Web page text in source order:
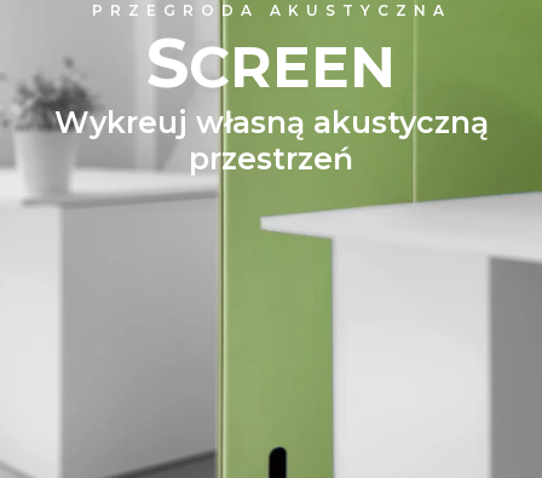
PRZEGRODA AKUSTYCZNA
SCREEN
Wykreuj własną akustyczną
przestrzeń